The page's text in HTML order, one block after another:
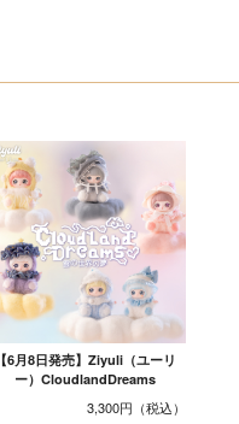
【6月8日発売】Ziyuli（ユーリ
ー）CloudlandDreams
3,300円